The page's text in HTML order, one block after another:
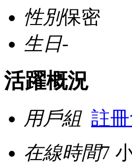
性別保密
生日-
活躍概況
用戶組 註
在線時間7